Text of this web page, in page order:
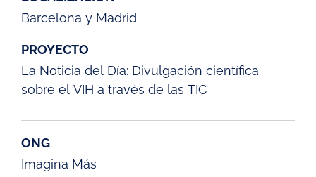
Barcelona y Madrid
PROYECTO
La Noticia del Día: Divulgación científica
sobre el VIH a través de las TIC
ONG
Imagina Más